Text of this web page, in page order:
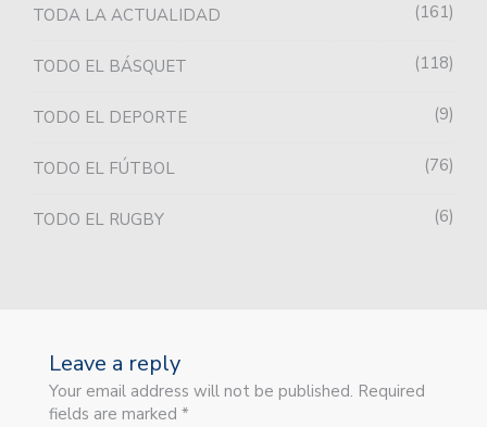
TODA LA ACTUALIDAD 161
TODO EL BÁSQUET 118
TODO EL DEPORTE 9
TODO EL FÚTBOL 76
TODO EL RUGBY 6
Leave a reply
Your email address will not be published. Required
fields are marked *